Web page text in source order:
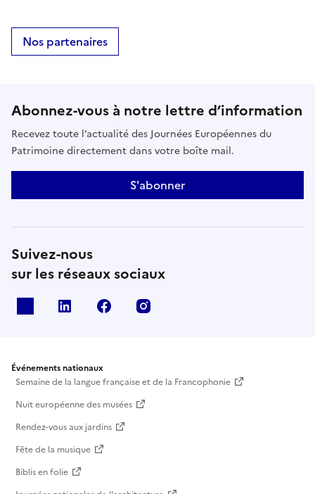
Nos partenaires
Abonnez-vous à notre lettre d’information
Recevez toute l’actualité des Journées Européennes du
Patrimoine directement dans votre boîte mail.
S'abonner
Suivez-nous
sur les réseaux sociaux
Linkedin Facebook
Événements nationaux
Semaine de la langue française et de la Francophonie
Nuit européenne des musées
Rendez-vous aux jardins
Fête de la musique
Biblis en folie